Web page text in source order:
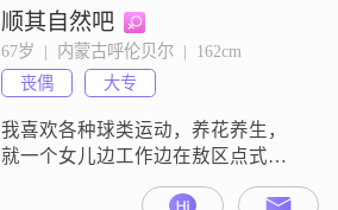
顺其自然吧
67岁  |  内蒙古呼伦贝尔  |  162cm
丧偶
大专
我喜欢各种球类运动，养花养生，
就一个女儿边工作边在敖区点式楼
开奶茶店有合适的联系我